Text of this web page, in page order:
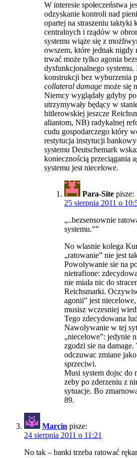
W interesie społeczeństwa
odzyskanie kontroli nad
opartej na straszeniu taktyki
centralnych i rządów w
systemu wiąże się z
owszem, które jednak nigdy
trwać może tylko agonia
dysfunkcjonalnego
konstrukcji bez wyburzenia
collateral damage może się
Niemcy wyglądały gdyby
utrzymywały będący w
hitlerowskiej jeszcze
aliantom, NB) radykalnej
cudu gospodarczego który
restytucja instytucji
systemu Deutschemark
koniecznością przeciągania
systemu jest niecelowe.
Para-Site pisze:
25 sierpnia 2011 o
„..bezsensownie
systemu.””
No wlasnie kolega
„ratowanie” nie jest
Powolywanie sie na
nietrafione:
nie miala nic do
Reichsmarki.
agonii” jest
musisz wczesniej
Tego zdecydowana
Nawolywanie w tej
„niecelowe”: jedynie
zgodzi sie na damage.
odczuwac zmiane
sprzeciwi.
Musi system dojsc
zeby po zderzeniu z
sytuacje. Bo
89.
Marcin pisze:
24 sierpnia 2011 o 11:21
No tak – banki trzeba ratować